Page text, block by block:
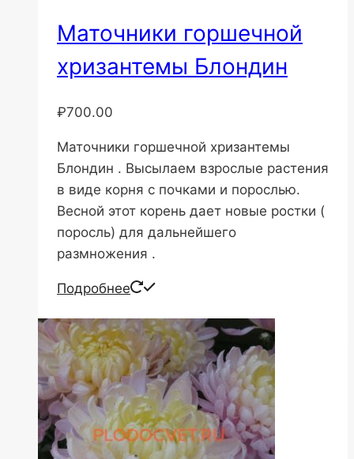
Маточники горшечной
хризантемы Блондин
₽700.00
Маточники горшечной хризантемы
Блондин . Высылаем взрослые растения
в виде корня с почками и порослью.
Весной этот корень дает новые ростки (
поросль) для дальнейшего
размножения .
Подробнее